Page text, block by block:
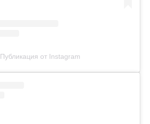
Публикация от Instagram